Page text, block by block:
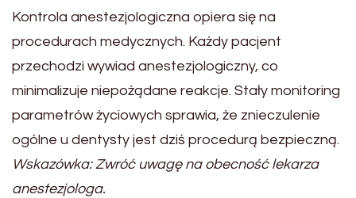
Kontrola anestezjologiczna opiera się na
procedurach medycznych. Każdy pacjent
przechodzi wywiad anestezjologiczny, co
minimalizuje niepożądane reakcje. Stały monitoring
parametrów życiowych sprawia, że znieczulenie
ogólne u dentysty jest dziś procedurą bezpieczną.
Wskazówka: Zwróć uwagę na obecność lekarza
anestezjologa.